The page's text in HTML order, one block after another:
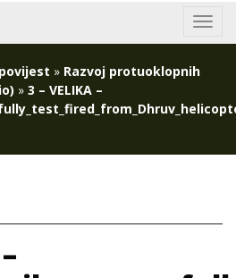
» Razvoj protuoklopnih
» 3 – VELIKA –